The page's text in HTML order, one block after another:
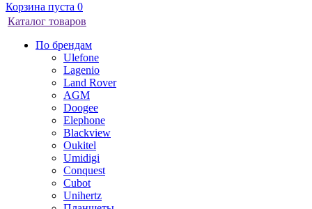
Корзина пуста 0
Каталог товаров
По брендам
Ulefone
Lagenio
Land Rover
AGM
Doogee
Elephone
Blackview
Oukitel
Umidigi
Conquest
Cubot
Unihertz